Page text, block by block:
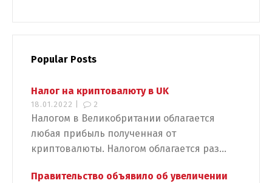
Popular Posts
Налог на криптовалюту в UK
18.01.2022 | 2
Налогом в Великобритании облагается
любая прибыль полученная от
криптовалюты. Налогом облагается раз...
Правительство объявило об увеличении